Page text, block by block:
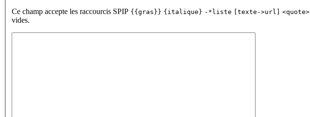
Ce champ accepte les raccourcis SPIP {{gras}} {italique} -*liste [texte->url] <quote>
vides.